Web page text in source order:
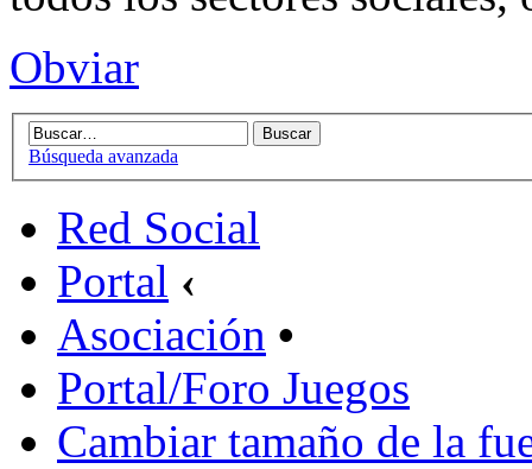
Obviar
Búsqueda avanzada
Red Social
Portal ‹
Asociación •
Portal/Foro Juegos
Cambiar tamaño de la